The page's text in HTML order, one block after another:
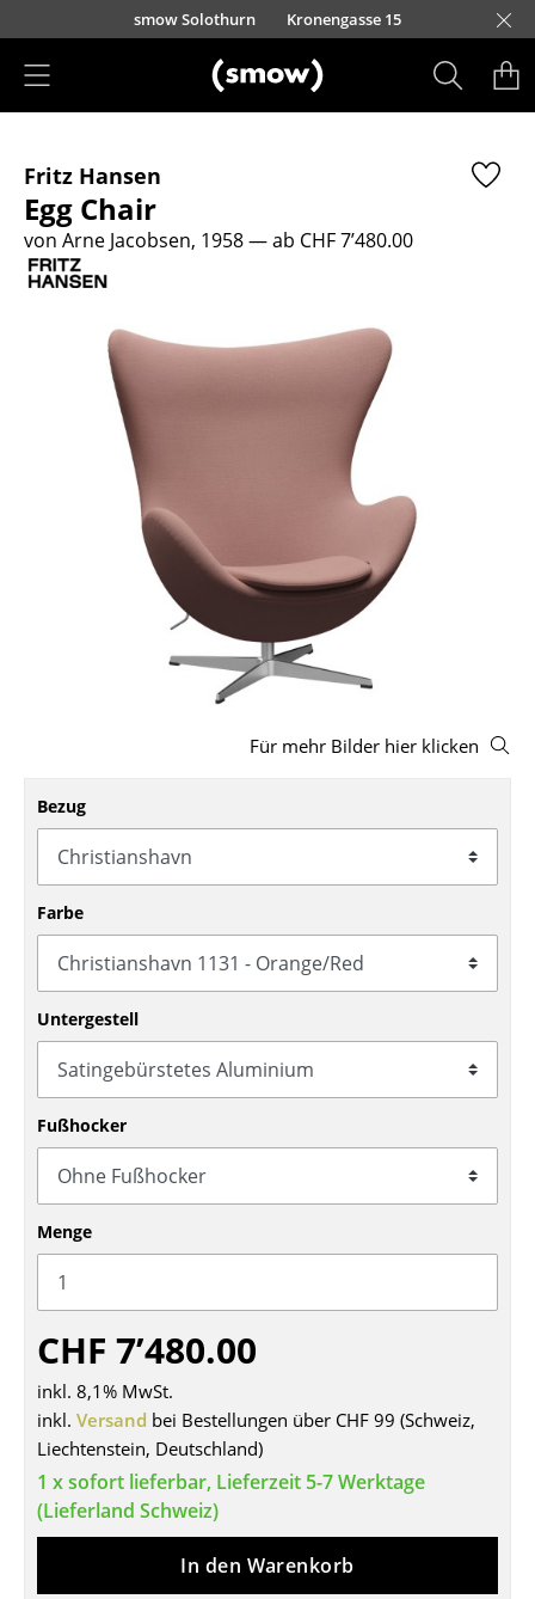
Direkt zum Inhaltsmow Solothurn Kronengasse 15
Sitzmöbel
Esszimmerstühle
Sofas
Loungesessel
Freischwinger
Barhocker
Bänke & Liegen
Schaukelstühle
Bürodrehstühle
Konferenzstühle
Bürosessel
Einzelteile
... alle Sitzmöbel
Tische
Esstische
Beistelltische
Couchtische
Schreibtische
Sekretäre & PC-Tische
Konferenztische
Stehtische & Stehpulte
Kindertische
Gartentische
Fritz Hansen
Egg Chair
von Arne Jacobsen, 1958— ab CHF 7’480.00
Für mehr Bilder hier klicken
Bezug
Farbe
Untergestell
Fußhocker
Menge
CHF 7’480.00
inkl. 8,1% MwSt.
inkl. Versand bei Bestellungen über CHF 99 (Schweiz,
Liechtenstein, Deutschland)
1 x sofort lieferbar, Lieferzeit 5-7 Werktage
(Lieferland Schweiz)
In den Warenkorb